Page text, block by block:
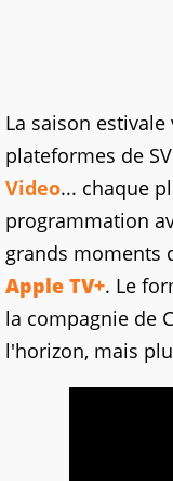
La saison
plateformes de
Video... chaque
programmation
grands moments
Apple TV+. Le
la compagnie de
l'horizon, mais